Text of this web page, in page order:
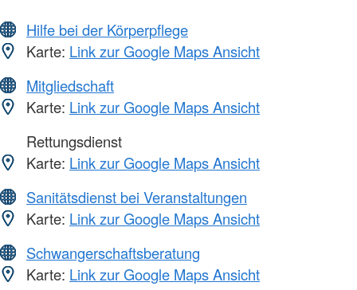
Hilfe bei der Körperpflege
Karte: Link zur Google Maps Ansicht
Mitgliedschaft
Karte: Link zur Google Maps Ansicht
Rettungsdienst
Karte: Link zur Google Maps Ansicht
Sanitätsdienst bei Veranstaltungen
Karte: Link zur Google Maps Ansicht
Schwangerschaftsberatung
Karte: Link zur Google Maps Ansicht